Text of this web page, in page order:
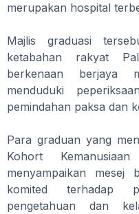
merupakan hospital
Majlis graduasi
ketabahan rakyat
berkenaan berjaya
menduduki
pemindahan paksa dan
Para graduan yang
Kohort
menyampaikan mesej
komited terhadap
pengetahuan dan